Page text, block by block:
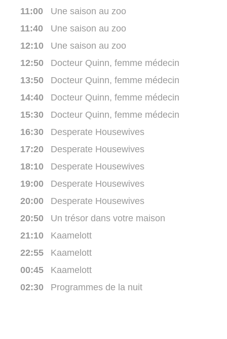
11:00 Une saison au zoo
11:40 Une saison au zoo
12:10Une saison au zoo
12:50Docteur Quinn, femme médecin
13:50Docteur Quinn, femme médecin
14:40Docteur Quinn, femme médecin
15:30Docteur Quinn, femme médecin
16:30Desperate Housewives
17:20Desperate Housewives
18:10Desperate Housewives
19:00Desperate Housewives
20:00Desperate Housewives
20:50Un trésor dans votre maison
21:10Kaamelott
22:55Kaamelott
00:45Kaamelott
02:30Programmes de la nuit